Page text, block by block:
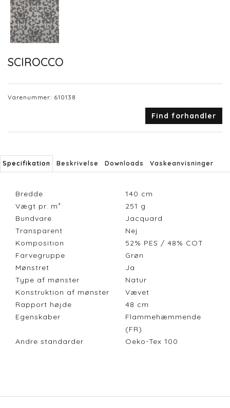
SCIROCCO
Varenummer: 610138
Find forhandler
Specifikation Beskrivelse Downloads Vaskeanvisninger
Bredde 140 cm
Vægt pr. m²
251 g
Bundvare
Jacquard
Transparent
Nej
Komposition
52% PES / 48% COT
Farvegruppe
Grøn
Mønstret
Ja
Type af mønster
Natur
Konstruktion af mønster
Vævet
Rapport højde
48 cm
Egenskaber
Flammehæmmende
(FR)
Andre standarder
Oeko-Tex 100